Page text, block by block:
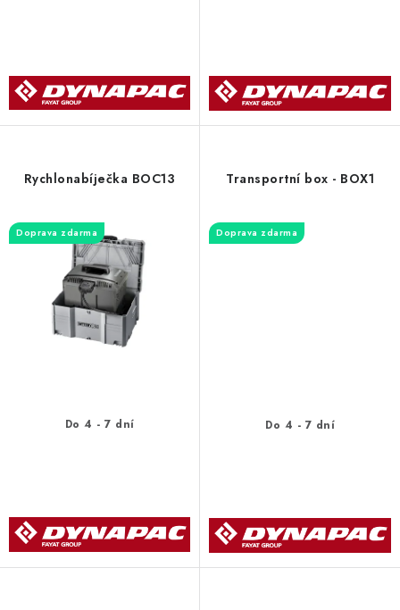
Rychlonabíječka BOC13
Doprava zdarma
Do 4 - 7 dní
Transportní box - BOX1
Doprava zdarma
Do 4 - 7 dní